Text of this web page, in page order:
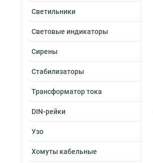
Светильники
Световые индикаторы
Сирены
Стабилизаторы
Трансформатор тока
DIN-рейки
Узо
Хомуты кабельные